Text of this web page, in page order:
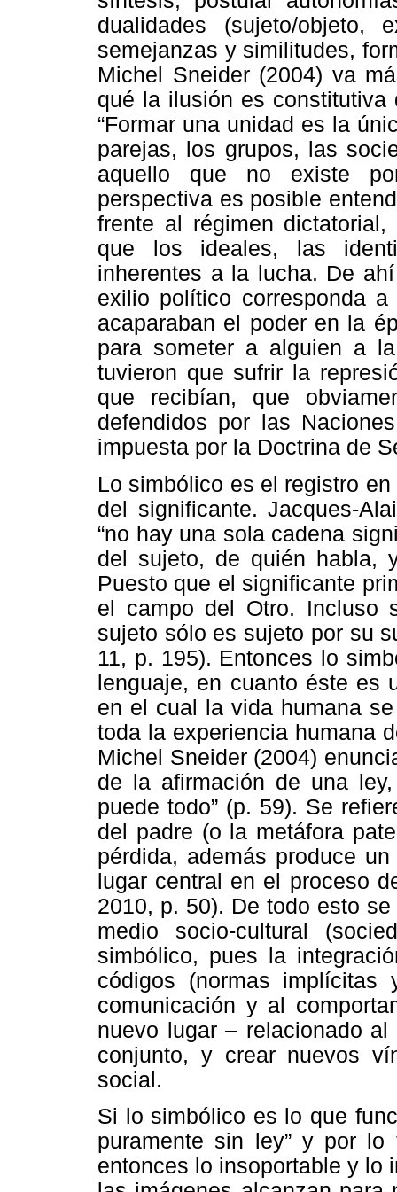
dualidades (sujeto/objeto,
semejanzas y similitudes,
Michel Sneider (2004) va
qué la ilusión es
“Formar una unidad es la
parejas, los grupos, las
aquello que no existe
perspectiva es posible
frente al régimen
que los ideales, las
inherentes a la lucha. De
exilio político corresponda
acaparaban el poder en la
para someter a alguien a
tuvieron que sufrir la
que recibían, que
defendidos por las
impuesta por la Doctrina de
Lo simbólico es el registro
del significante. Jacques-
“no hay una sola cadena
del sujeto, de quién habla,
Puesto que el significante
el campo del Otro. Incluso
sujeto sólo es sujeto por su
11, p. 195). Entonces lo
lenguaje, en cuanto éste es
en el cual la vida humana
toda la experiencia humana
Michel Sneider (2004)
de la afirmación de una
puede todo” (p. 59). Se
del padre (o la metáfora
pérdida, además produce
lugar central en el proceso
2010, p. 50). De todo esto
medio socio-cultural
simbólico, pues la
códigos (normas
comunicación y al
nuevo lugar – relacionado
conjunto, y crear nuevos
social.
Si lo simbólico es lo que
puramente sin ley” y por
entonces lo insoportable y lo